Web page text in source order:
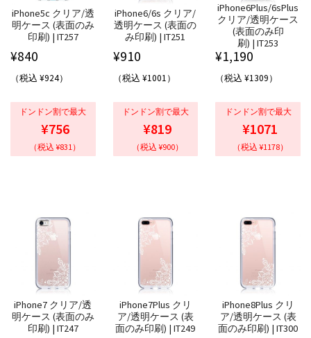
iPhone5c クリア/透
明ケース (表面のみ
印刷) | IT257
¥840
（税込 ¥924）
ドンドン割で最大
¥756
（税込 ¥831）
iPhone6/6s クリア/
透明ケース (表面の
み印刷) | IT251
¥910
（税込 ¥1001）
ドンドン割で最大
¥819
（税込 ¥900）
iPhone6Plus/6sPlus
クリア/透明ケース
(表面のみ印
刷) | IT253
¥1,190
（税込 ¥1309）
ドンドン割で最大
¥1071
（税込 ¥1178）
iPhone7 クリア/透
明ケース (表面のみ
印刷) | IT247
iPhone7Plus クリ
ア/透明ケース (表
面のみ印刷) | IT249
iPhone8Plus クリ
ア/透明ケース (表
面のみ印刷) | IT300